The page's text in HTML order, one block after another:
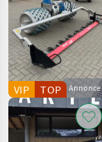
Annonce
VIP TOP